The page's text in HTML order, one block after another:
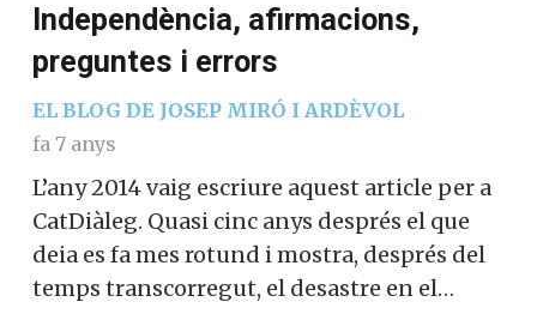
Independència, afirmacions,
preguntes i errors
EL BLOG DE JOSEP MIRÓ I ARDÈVOL
fa 7 anys
L’any 2014 vaig escriure aquest article per a
CatDiàleg. Quasi cinc anys després el que
deia es fa mes rotund i mostra, després del
temps transcorregut, el desastre en el…